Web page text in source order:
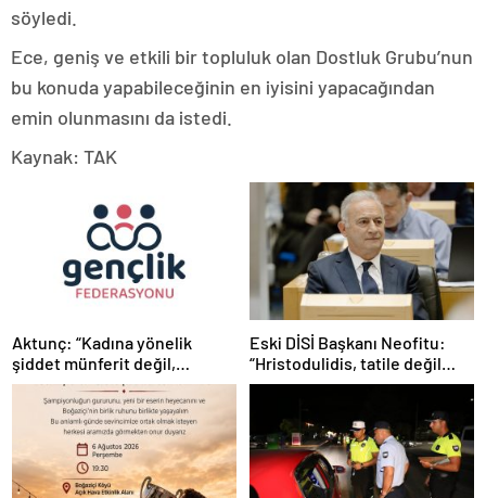
söyledi.
Ece, geniş ve etkili bir topluluk olan Dostluk Grubu’nun
bu konuda yapabileceğinin en iyisini yapacağından
emin olunmasını da istedi.
Kaynak: TAK
Aktunç: “Kadına yönelik
şiddet münferit değil,
sistematik bir toplumsal
sorundur”
Eski DİSİ Başkanı Neofitu:
“Hristodulidis, tatile değil
Kıbrıs sorununa odaklansın”